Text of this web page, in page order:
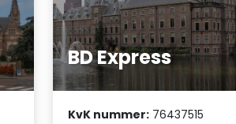
BD Express
KvK nummer: 76437515